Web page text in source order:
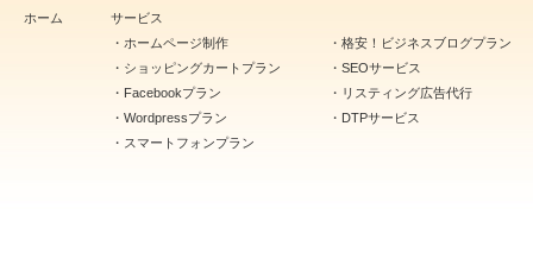
ホーム
サービス
・ ホームページ制作
・ ショッピングカートプラン
・ Facebookプラン
・ Wordpressプラン
・ スマートフォンプラン
・ 格安！ビジネスブログプラン
・ SEOサービス
・ リスティング広告代行
・ DTPサービス